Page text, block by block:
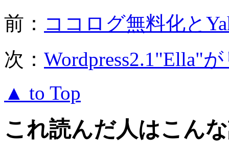
前： ココログ無料化と
次： Wordpress2.1"Ella"
▲ to Top
これ読んだ人はこん